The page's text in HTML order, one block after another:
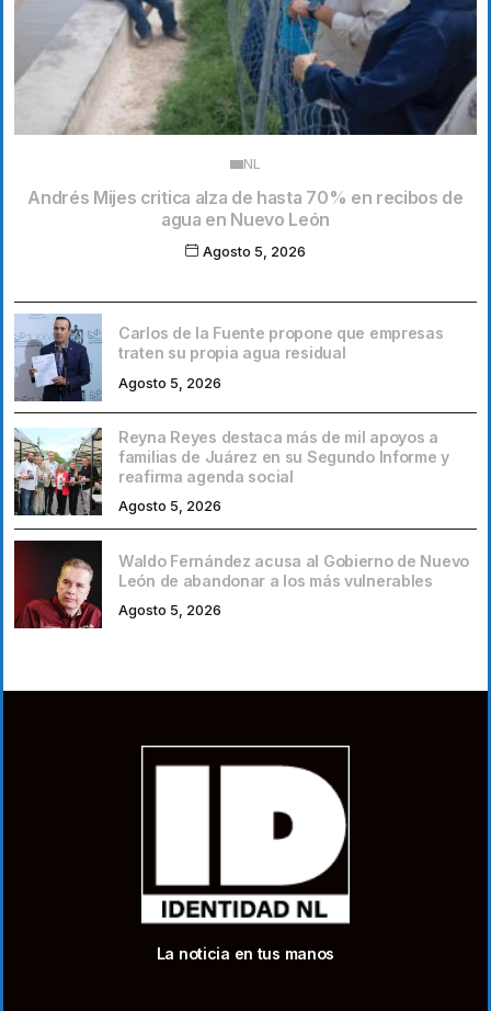
NL
Andrés Mijes critica alza de hasta 70% en recibos de
agua en Nuevo León
Agosto 5, 2026
Carlos de la Fuente propone que empresas
traten su propia agua residual
Agosto 5, 2026
Reyna Reyes destaca más de mil apoyos a
familias de Juárez en su Segundo Informe y
reafirma agenda social
Agosto 5, 2026
Waldo Fernández acusa al Gobierno de Nuevo
León de abandonar a los más vulnerables
Agosto 5, 2026
La noticia en tus manos